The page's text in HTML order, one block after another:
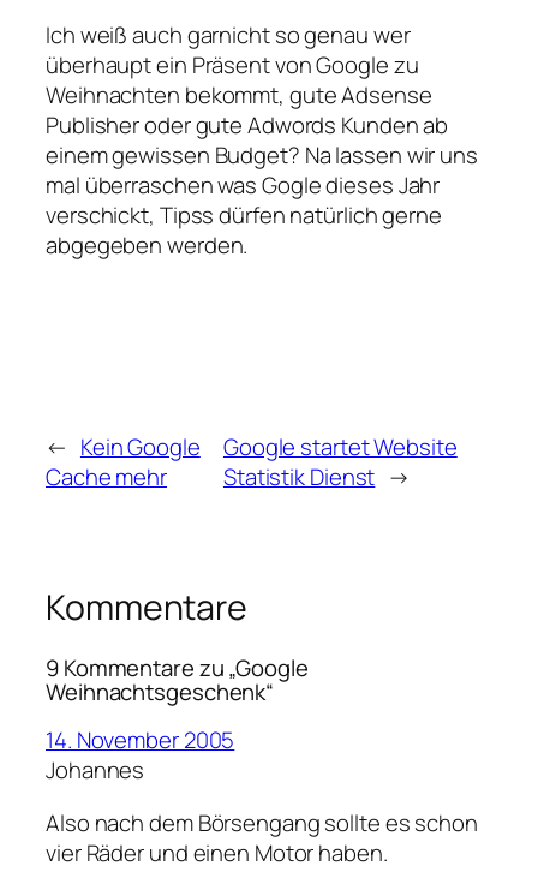
Ich weiß auch garnicht so genau wer
überhaupt ein Präsent von Google zu
Weihnachten bekommt, gute Adsense
Publisher oder gute Adwords Kunden ab
einem gewissen Budget? Na lassen wir uns
mal überraschen was Gogle dieses Jahr
verschickt, Tipss dürfen natürlich gerne
abgegeben werden.
← Kein Google
Cache mehr
Google startet Website
Statistik Dienst →
Kommentare
9 Kommentare zu „Google
Weihnachtsgeschenk“
14. November 2005
Johannes
Also nach dem Börsengang sollte es schon
vier Räder und einen Motor haben.